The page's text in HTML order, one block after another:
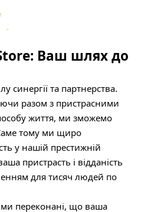
Ваш шлях до
синергії та партнерства.
разом з пристрасними
життя, ми зможемо
тому ми щиро
у нашій престижній
пристрасть і відданість
для тисяч людей по
ми переконані, що ваша